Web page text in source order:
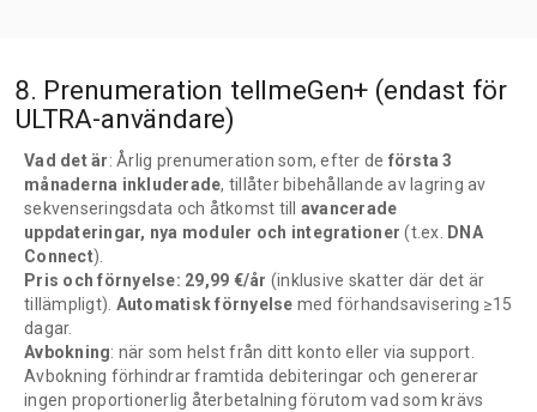
8. Prenumeration tellmeGen+ (endast för
ULTRA-användare)
Vad det är: Årlig prenumeration som, efter de första 3
månaderna inkluderade, tillåter bibehållande av lagring av
sekvenseringsdata och åtkomst till avancerade
uppdateringar, nya moduler och integrationer (t.ex. DNA
Connect).
Pris och förnyelse: 29,99 €/år (inklusive skatter där det är
tillämpligt). Automatisk förnyelse med förhandsavisering ≥15
dagar.
Avbokning: när som helst från ditt konto eller via support.
Avbokning förhindrar framtida debiteringar och genererar
ingen proportionerlig återbetalning förutom vad som krävs